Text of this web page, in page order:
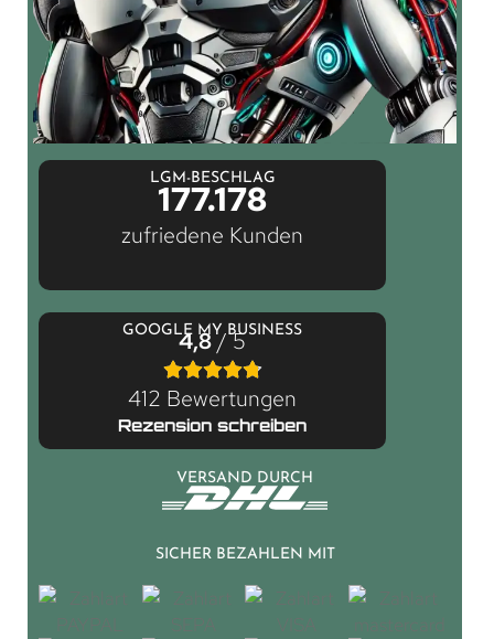
LGM-BESCHLAG
177.178
zufriedene Kunden
GOOGLE MY BUSINESS
4,8/ 5
412 Bewertungen
Rezension schreiben
VERSAND DURCH
SICHER BEZAHLEN MIT